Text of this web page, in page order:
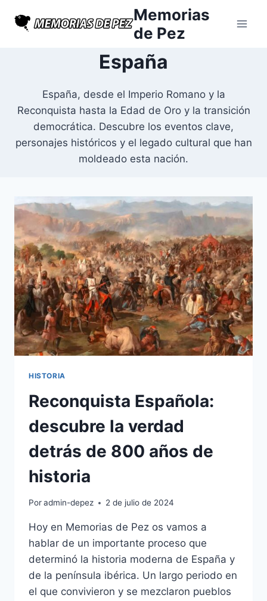
Memorias
de Pez
España
España, desde el Imperio Romano y la
Reconquista hasta la Edad de Oro y la transición
democrática. Descubre los eventos clave,
personajes históricos y el legado cultural que han
moldeado esta nación.
HISTORIA
Reconquista Española:
descubre la verdad
detrás de 800 años de
historia
Poradmin-depez 2 de julio de 2024
Hoy en Memorias de Pez os vamos a
hablar de un importante proceso que
determinó la historia moderna de España y
de la península ibérica. Un largo periodo en
el que convivieron y se mezclaron pueblos